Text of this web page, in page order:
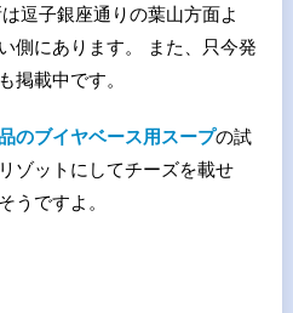
逗子銀座通りの葉山方面よ
側にあります。 また、只今発
掲載中です。
のブイヤベース用スープの試
ゾットにしてチーズを載せ
うですよ。